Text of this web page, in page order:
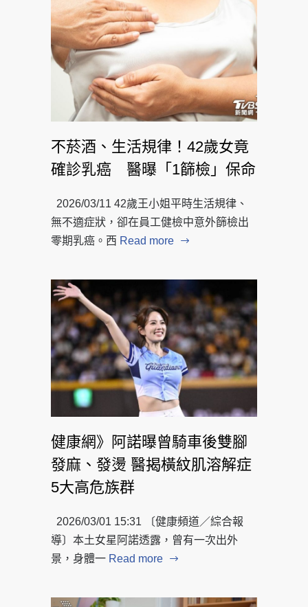
不菸酒、生活規律！42歲女竟
確診乳癌 醫曝「1篩檢」保命
2026/03/11 42歲王小姐平時生活規律、
無不適症狀，卻在員工健檢中意外篩檢出
零期乳癌。西 Read more
健康網》阿諾曝曾騎車後雙腳
發麻、發燙 醫揭橫紋肌溶解症
5大高危族群
2026/03/01 15:31 〔健康頻道／綜合報
導〕本土女星阿諾透露，曾有一次出外
景，身體一 Read more